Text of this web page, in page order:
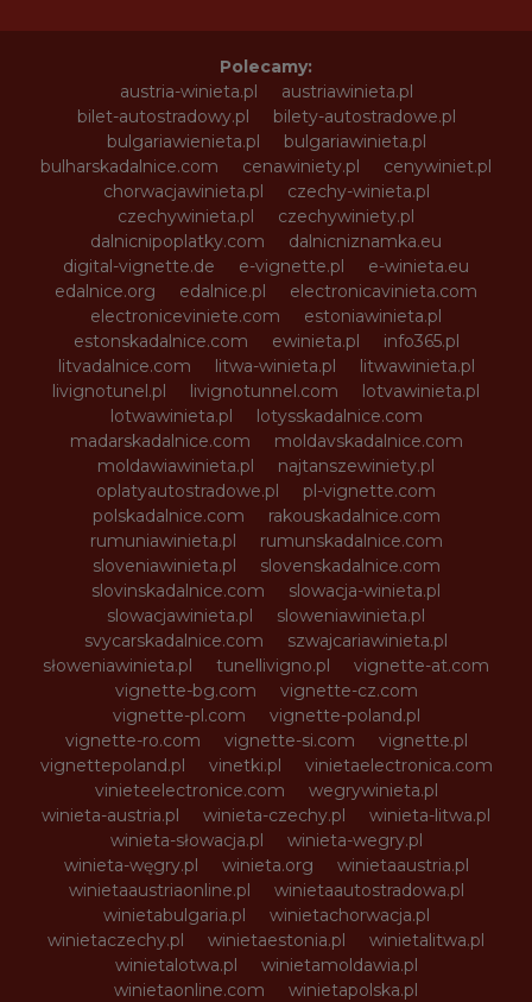
Polecamy:
austria-winieta.pl
austriawinieta.pl
bilet-autostradowy.pl
bilety-autostradowe.pl
bulgariawienieta.pl
bulgariawinieta.pl
bulharskadalnice.com
cenawiniety.pl
cenywiniet.pl
chorwacjawinieta.pl
czechy-winieta.pl
czechywinieta.pl
czechywiniety.pl
dalnicnipoplatky.com
dalnicniznamka.eu
digital-vignette.de
e-vignette.pl
e-winieta.eu
edalnice.org
edalnice.pl
electronicavinieta.com
electroniceviniete.com
estoniawinieta.pl
estonskadalnice.com
ewinieta.pl
info365.pl
litvadalnice.com
litwa-winieta.pl
litwawinieta.pl
livignotunel.pl
livignotunnel.com
lotvawinieta.pl
lotwawinieta.pl
lotysskadalnice.com
madarskadalnice.com
moldavskadalnice.com
moldawiawinieta.pl
najtanszewiniety.pl
oplatyautostradowe.pl
pl-vignette.com
polskadalnice.com
rakouskadalnice.com
rumuniawinieta.pl
rumunskadalnice.com
sloveniawinieta.pl
slovenskadalnice.com
slovinskadalnice.com
slowacja-winieta.pl
slowacjawinieta.pl
sloweniawinieta.pl
svycarskadalnice.com
szwajcariawinieta.pl
słoweniawinieta.pl
tunellivigno.pl
vignette-at.com
vignette-bg.com
vignette-cz.com
vignette-pl.com
vignette-poland.pl
vignette-ro.com
vignette-si.com
vignette.pl
vignettepoland.pl
vinetki.pl
vinietaelectronica.com
vinieteelectronice.com
wegrywinieta.pl
winieta-austria.pl
winieta-czechy.pl
winieta-litwa.pl
winieta-słowacja.pl
winieta-wegry.pl
winieta-węgry.pl
winieta.org
winietaaustria.pl
winietaaustriaonline.pl
winietaautostradowa.pl
winietabulgaria.pl
winietachorwacja.pl
winietaczechy.pl
winietaestonia.pl
winietalitwa.pl
winietalotwa.pl
winietamoldawia.pl
winietaonline.com
winietapolska.pl